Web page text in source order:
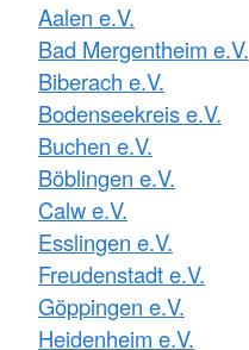
Aalen e.V.
Bad Mergentheim e.V.
Biberach e.V.
Bodenseekreis e.V.
Buchen e.V.
Böblingen e.V.
Calw e.V.
Esslingen e.V.
Freudenstadt e.V.
Göppingen e.V.
Heidenheim e.V.